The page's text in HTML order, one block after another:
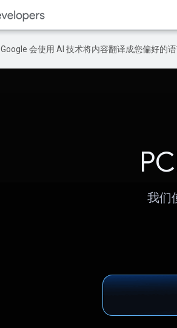
Google 会使用 AI 技术将内容翻译成您偏好的
我们